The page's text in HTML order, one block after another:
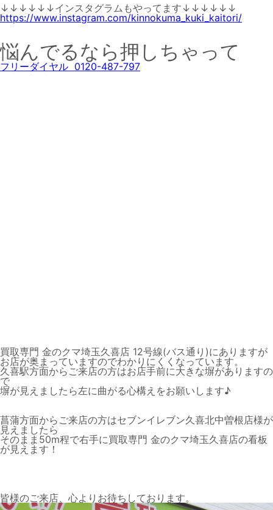
↓↓↓↓↓↓インスタグラムもやってます↓↓↓↓↓↓
https://www.instagram.com/kinnokuma_kuki_kaitori/
悩んでるなら押しちゃって
フリーダイヤル 0120-487-797
買取専門 金のクマ埼玉久喜店 12号線(バス通り)にありますが
お店が奥まっていますのでわかりにくくなっています。
久喜駅方面からご来店の方はお店手前に大きな塀がありますの
で
塀が見えましたら左に曲がる心構えをお願いします♪
菖蒲方面からご来店の方はセブンイレブン久喜北中曽根店様が
見えましたら
そのまま50m程で右手に買取専門 金のクマ埼玉久喜店の看板
が見えます！
皆様のご来店、心よりお待ちしております。